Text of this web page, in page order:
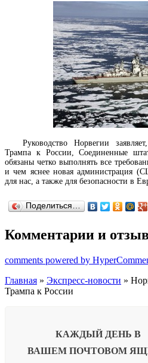
Руководство Норвегии
Трампа к России, Соединенные
обязаны четко выполнять все
и чем яснее новая администрация
для нас, а также для безопасности в
Поделиться…
Комментарии и
comments powered by
Главная » Экспресс-новости »
Трампа к России
КАЖДЫЙ ДЕНЬ В
ВАШЕМ ПОЧТОВОМ